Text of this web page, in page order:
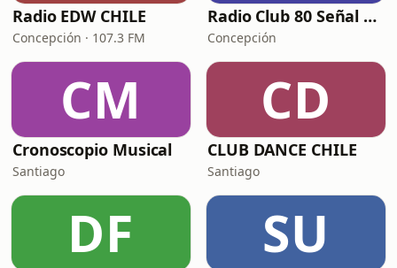
Radio EDW CHILE
Concepción · 107.3 FM
Radio Club 80 Señal Dance
Concepción
CM
Cronoscopio Musical
Santiago
CD
CLUB DANCE CHILE
Santiago
DF SU